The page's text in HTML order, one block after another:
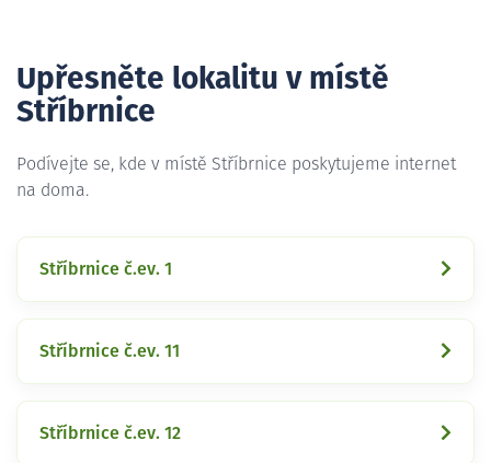
Upřesněte lokalitu v místě
Stříbrnice
Podívejte se, kde v místě Stříbrnice poskytujeme internet
na doma.
Stříbrnice č.ev. 1
Stříbrnice č.ev. 11
Stříbrnice č.ev. 12